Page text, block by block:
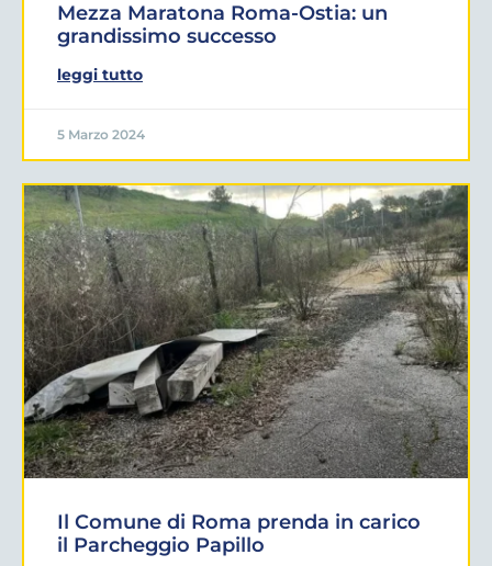
Mezza Maratona Roma-Ostia: un
grandissimo successo
leggi tutto
5 Marzo 2024
Il Comune di Roma prenda in carico
il Parcheggio Papillo